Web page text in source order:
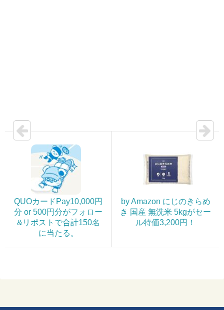
QUOカードPay10,000円
分 or 500円分がフォロー
&リポストで合計150名
に当たる。
by Amazon にじのきらめ
き 国産 無洗米 5kgがセー
ル特価3,200円！